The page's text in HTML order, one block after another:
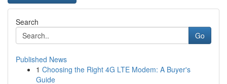
Search
Go
Published News
1 Choosing the Right 4G LTE Modem: A Buyer's
Guide